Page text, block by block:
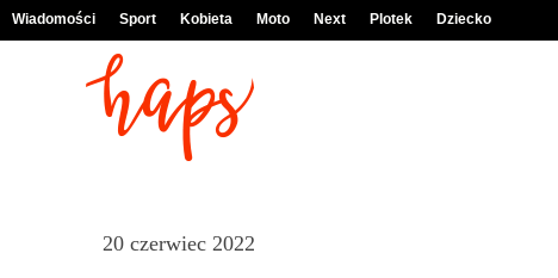
Wiadomości Sport Kobieta Moto Next Plotek Dziecko
20 czerwiec 2022